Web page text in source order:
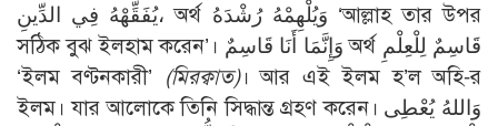
يُفَقِّهْهُ فِي الدِّينِ، অর্থ وَيُلْهِمْهُ رُشْدَهُ ‘আল্লাহ তার উপর
সঠিক বুঝ ইলহাম করেন’। وَإِنَّمَا أَنَا قَاسِمٌ অর্থ قَاسِمٌ لِلْعِلْمِ
‘ইলম বণ্টনকারী’ (মিরক্বাত)। আর এই ইলম হ’ল অহি-র
ইলম। যার আলোকে তিনি সিদ্ধান্ত গ্রহণ করেন। وَاللهُ يُعْطِى